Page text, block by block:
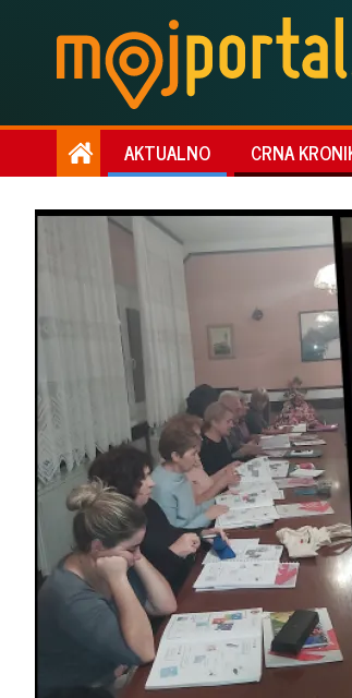
AKTUALNO CRNA